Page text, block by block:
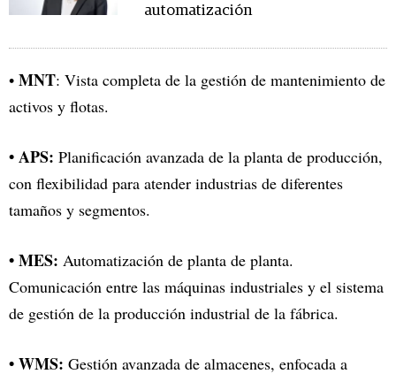
automatización
• MNT: Vista completa de la gestión de mantenimiento de
activos y flotas.
• APS: Planificación avanzada de la planta de producción,
con flexibilidad para atender industrias de diferentes
tamaños y segmentos.
• MES: Automatización de planta de planta.
Comunicación entre las máquinas industriales y el sistema
de gestión de la producción industrial de la fábrica.
• WMS: Gestión avanzada de almacenes, enfocada a